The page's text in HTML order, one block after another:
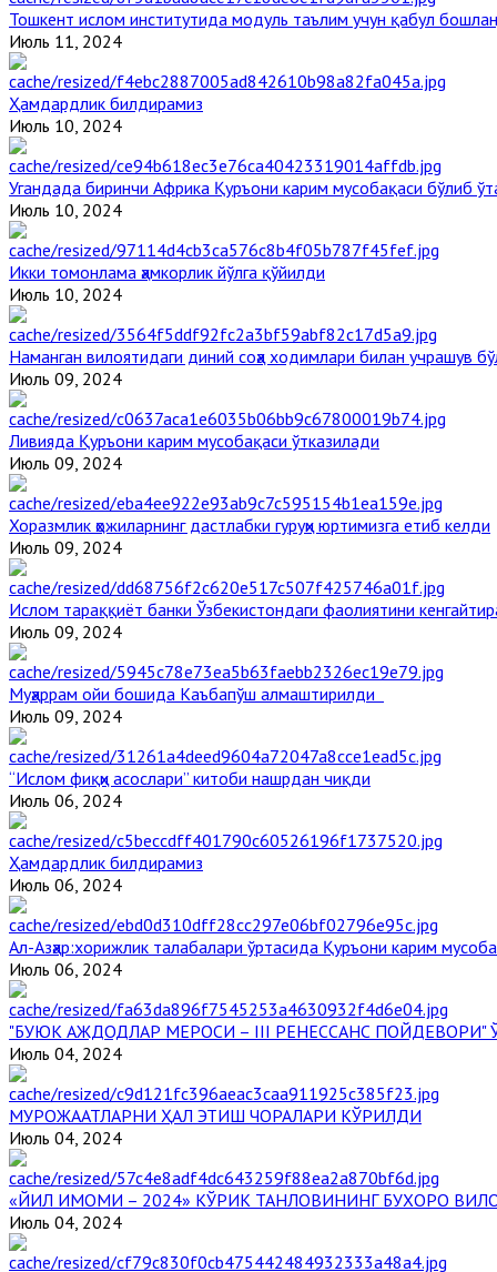
Тошкент ислом институтида модуль таълим учун қабул
Июль 11, 2024
Ҳамдардлик билдирамиз
Июль 10, 2024
Угандада биринчи Aфрика Қуръони карим мусобақаси бўлиб
Июль 10, 2024
Икки томонлама ҳамкорлик йўлга қўйилди
Июль 10, 2024
Наманган вилоятидаги диний соҳа ходимлари билан учрашув
Июль 09, 2024
Ливияда Қуръони карим мусобақаси ўтказилади
Июль 09, 2024
Хоразмлик ҳожиларнинг дастлабки гуруҳи юртимизга етиб келди
Июль 09, 2024
Ислом тараққиёт банки Ўзбекистондаги фаолиятини
Июль 09, 2024
Муҳаррам ойи бошида Каъбапўш алмаштирилди
Июль 09, 2024
“Ислом фиқҳи асослари” китоби нашрдан чиқди
Июль 06, 2024
Ҳамдардлик билдирамиз
Июль 06, 2024
Aл-Aзҳар:хорижлик талабалари ўртасида Қуръони карим
Июль 06, 2024
"БУЮК АЖДОДЛАР МЕРОСИ – III РЕНЕССАНС
Июль 04, 2024
МУРОЖААТЛАРНИ ҲАЛ ЭТИШ ЧОРАЛАРИ КЎРИЛДИ
Июль 04, 2024
«ЙИЛ ИМОМИ – 2024» КЎРИК ТАНЛОВИНИНГ БУХОРО
Июль 04, 2024